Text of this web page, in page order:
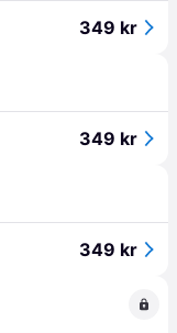
349 kr
349 kr
349 kr